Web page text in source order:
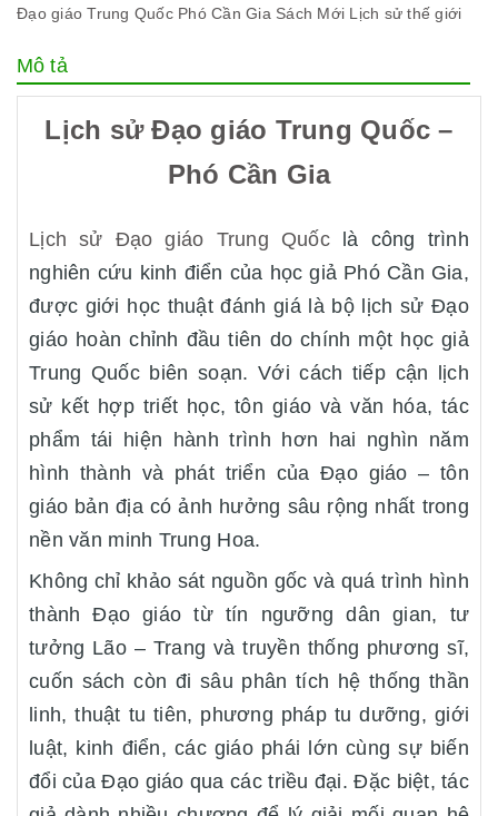
Đạo giáo Trung Quốc Phó Cần Gia Sách Mới Lịch sử thế giới
Mô tả
Lịch sử Đạo giáo Trung Quốc –
Phó Cần Gia
Lịch sử Đạo giáo Trung Quốc là công trình
nghiên cứu kinh điển của học giả Phó Cần Gia,
được giới học thuật đánh giá là bộ lịch sử Đạo
giáo hoàn chỉnh đầu tiên do chính một học giả
Trung Quốc biên soạn. Với cách tiếp cận lịch
sử kết hợp triết học, tôn giáo và văn hóa, tác
phẩm tái hiện hành trình hơn hai nghìn năm
hình thành và phát triển của Đạo giáo – tôn
giáo bản địa có ảnh hưởng sâu rộng nhất trong
nền văn minh Trung Hoa.
Không chỉ khảo sát nguồn gốc và quá trình hình
thành Đạo giáo từ tín ngưỡng dân gian, tư
tưởng Lão – Trang và truyền thống phương sĩ,
cuốn sách còn đi sâu phân tích hệ thống thần
linh, thuật tu tiên, phương pháp tu dưỡng, giới
luật, kinh điển, các giáo phái lớn cùng sự biến
đổi của Đạo giáo qua các triều đại. Đặc biệt, tác